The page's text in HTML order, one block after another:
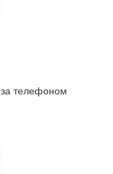
телефоном